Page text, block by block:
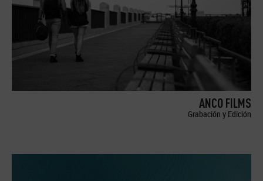
ANCO FILMS
Grabación y Edición